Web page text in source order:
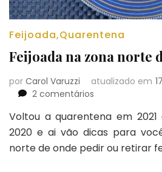
Feijoada,Quarentena
Feijoada na zona norte
por Carol Varuzzi atualizado em
2 comentários
na
zona
norte
Voltou a quarentena em
2020 e ai vão dicas para
norte de onde pedir ou retirar